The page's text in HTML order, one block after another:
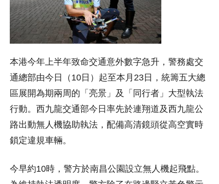
本港今年上半年致命交通意外數字急升，警務處交
通總部由今日（10日）起至本月23日，統籌五大總
區展開為期兩周的「亮景」及「同行者」大型執法
行動。西九龍交通部今日率先於連翔道及西九龍公
路出動無人機協助執法，配備高清鏡頭從高空實時
鎖定違規車輛。
今早約10時，警方於南昌公園設立無人機起飛點。